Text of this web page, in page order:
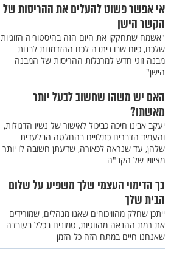
אי אפשר פשוט להעלים את ההריסות של
הקשר הישן
"אשמח שתחקקו את היום הזה בהיסטוריה הזוגיות
שלכם, כיום שבו ניתנה לכם ההזדמנות לבנות
מבנה זוגי חדש למרגלות ההריסות של המבנה
הישן"
האם יש משהו שחשוב לבעל יותר
מאשתו?
יעקב אבינו חיכה כביכול לאישור של נשיו הדגולות,
והעמיד הדברים כתלויים בהחלטה הבלעדית
שלהן, עד שנראה לכאורה, שדעתן חשובה לו יותר
מציוויו של הקב"ה
כך הדימוי העצמי שלך משפיע על שלום
הבית שלך
ייתכן שחלק מהוויכוחים שאנו מנהלים, שמורידים
את רמת ההנאה מהזוגיות, טמונים בכלל בעובדה
שאנחנו חיים במתח הזה כל הזמן